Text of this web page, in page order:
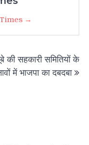
→
की सहकारी समितियों के
में भाजपा का दबदबा